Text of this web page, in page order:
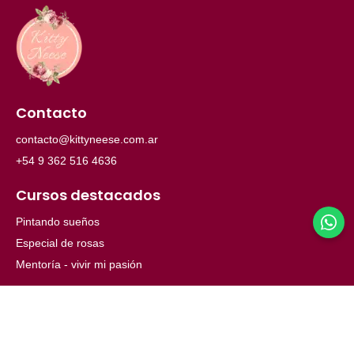
Contacto
contacto@kittyneese.com.ar
+54 9 362 516 4636
Cursos destacados
Pintando sueños
Especial de rosas
Mentoría - vivir mi pasión